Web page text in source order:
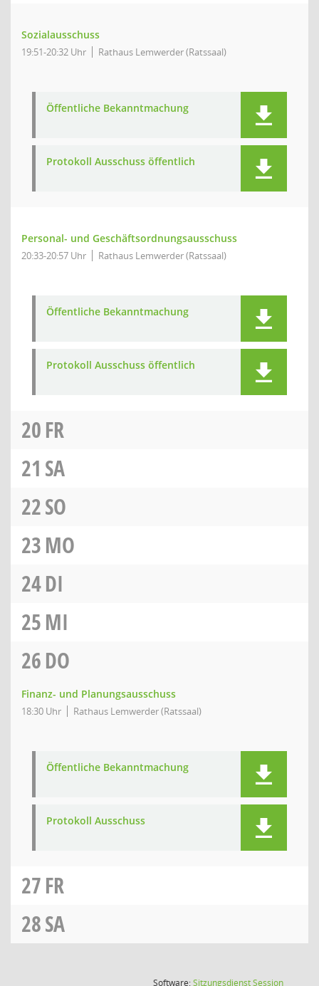
Sozialausschuss
19:51-20:32 Uhr Rathaus Lemwerder (Ratssaal)
Öffentliche Bekanntmachung
Protokoll Ausschuss öffentlich
Personal- und Geschäftsordnungsausschuss
20:33-20:57 Uhr Rathaus Lemwerder (Ratssaal)
Öffentliche Bekanntmachung
Protokoll Ausschuss öffentlich
20FR
21 SA
22SO
23MO
24DI
25MI
26DO
Finanz- und Planungsausschuss
18:30 Uhr Rathaus Lemwerder (Ratssaal)
Öffentliche Bekanntmachung
Protokoll Ausschuss
27FR
28SA
Software:SitzungsdienstSession(Wird in